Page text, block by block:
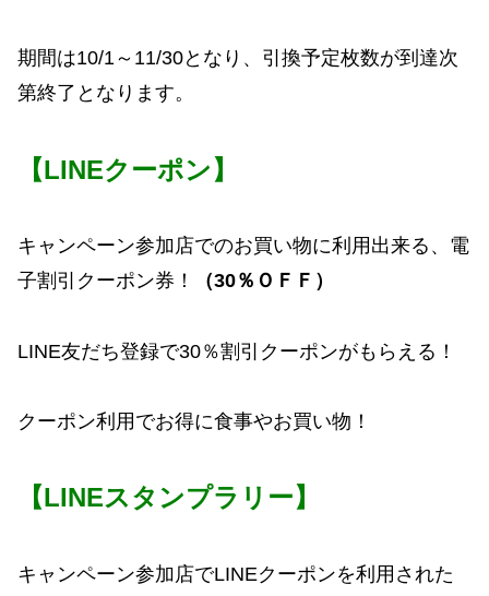
期間は10/1～11/30となり、引換予定枚数が到達次
第終了となります。
【LINEクーポン】
キャンペーン参加店でのお買い物に利用出来る、電
子割引クーポン券！
（30％ＯＦＦ）
LINE友だち登録で30％割引クーポンがもらえる！
クーポン利用でお得に食事やお買い物！
【LINEスタンプラリー】
キャンペーン参加店でLINEクーポンを利用された